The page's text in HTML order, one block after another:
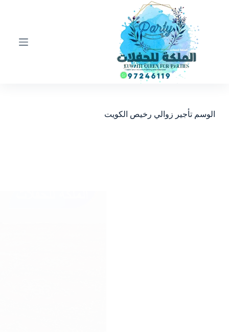
الوسم تأجير زوالي رخيص الكويت